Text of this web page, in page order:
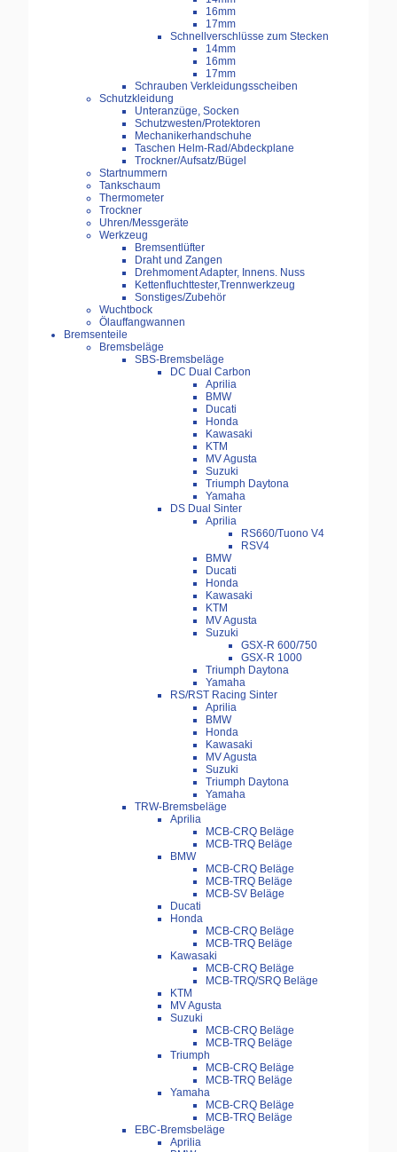
16mm
17mm
Schnellverschlüsse zum Stecken
14mm
16mm
17mm
Schrauben Verkleidungsscheiben
Schutzkleidung
Unteranzüge, Socken
Schutzwesten/Protektoren
Mechanikerhandschuhe
Taschen Helm-Rad/Abdeckplane
Trockner/Aufsatz/Bügel
Startnummern
Tankschaum
Thermometer
Trockner
Uhren/Messgeräte
Werkzeug
Bremsentlüfter
Draht und Zangen
Drehmoment Adapter, Innens. Nuss
Kettenfluchttester,Trennwerkzeug
Sonstiges/Zubehör
Wuchtbock
Ölauffangwannen
Bremsenteile
Bremsbeläge
SBS-Bremsbeläge
DC Dual Carbon
Aprilia
BMW
Ducati
Honda
Kawasaki
KTM
MV Agusta
Suzuki
Triumph Daytona
Yamaha
DS Dual Sinter
Aprilia
RS660/Tuono V4
RSV4
BMW
Ducati
Honda
Kawasaki
KTM
MV Agusta
Suzuki
GSX-R 600/750
GSX-R 1000
Triumph Daytona
Yamaha
RS/RST Racing Sinter
Aprilia
BMW
Honda
Kawasaki
MV Agusta
Suzuki
Triumph Daytona
Yamaha
TRW-Bremsbeläge
Aprilia
MCB-CRQ Beläge
MCB-TRQ Beläge
BMW
MCB-CRQ Beläge
MCB-TRQ Beläge
MCB-SV Beläge
Ducati
Honda
MCB-CRQ Beläge
MCB-TRQ Beläge
Kawasaki
MCB-CRQ Beläge
MCB-TRQ/SRQ Beläge
KTM
MV Agusta
Suzuki
MCB-CRQ Beläge
MCB-TRQ Beläge
Triumph
MCB-CRQ Beläge
MCB-TRQ Beläge
Yamaha
MCB-CRQ Beläge
MCB-TRQ Beläge
EBC-Bremsbeläge
Aprilia